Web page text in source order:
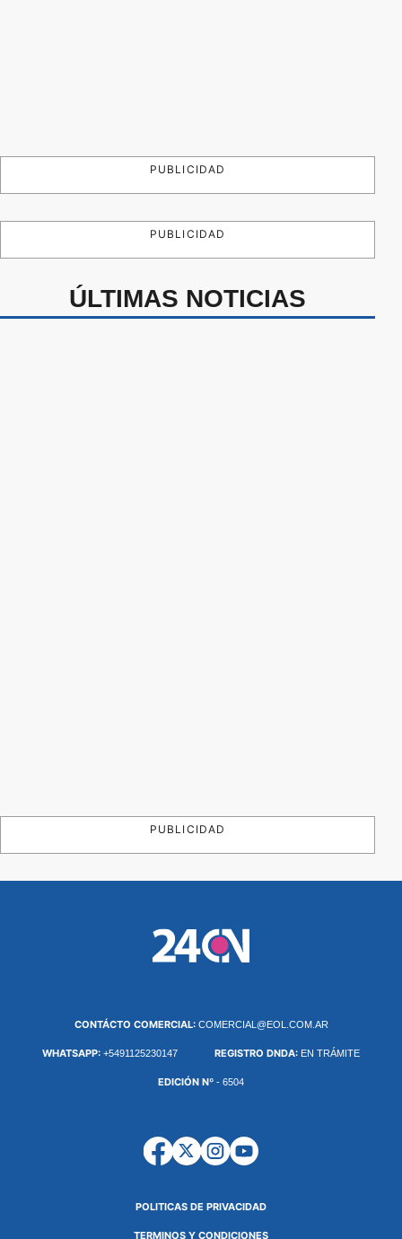
PUBLICIDAD
PUBLICIDAD
ÚLTIMAS NOTICIAS
PUBLICIDAD
CONTÁCTO COMERCIAL: COMERCIAL@EOL.COM.AR
WHATSAPP: +5491125230147 REGISTRO DNDA: EN TRÁMITE
EDICIÓN Nº - 6504
POLITICAS DE PRIVACIDAD
TERMINOS Y CONDICIONES